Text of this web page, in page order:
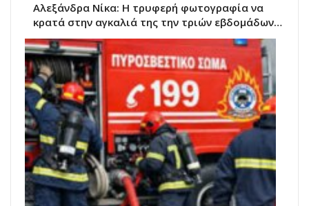
Αλεξάνδρα Νίκα: Η τρυφερή φωτογραφία να
κρατά στην αγκαλιά της την τριών εβδομάδων…